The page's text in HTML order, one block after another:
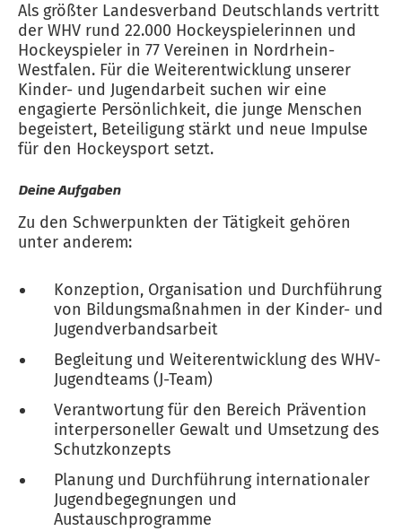
Als größter Landesverband Deutschlands vertritt
der WHV rund 22.000 Hockeyspielerinnen und
Hockeyspieler in 77 Vereinen in Nordrhein-
Westfalen. Für die Weiterentwicklung unserer
Kinder- und Jugendarbeit suchen wir eine
engagierte Persönlichkeit, die junge Menschen
begeistert, Beteiligung stärkt und neue Impulse
für den Hockeysport setzt.
Deine Aufgaben
Zu den Schwerpunkten der Tätigkeit gehören
unter anderem:
Konzeption, Organisation und Durchführung
von Bildungsmaßnahmen in der Kinder- und
Jugendverbandsarbeit
Begleitung und Weiterentwicklung des WHV-
Jugendteams (J-Team)
Verantwortung für den Bereich Prävention
interpersoneller Gewalt und Umsetzung des
Schutzkonzepts
Planung und Durchführung internationaler
Jugendbegegnungen und
Austauschprogramme